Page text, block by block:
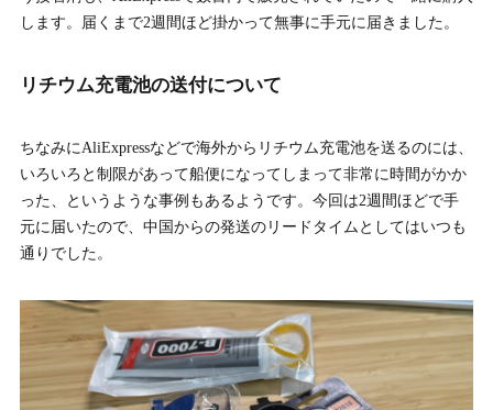
します。届くまで2週間ほど掛かって無事に手元に届きました。
リチウム充電池の送付について
ちなみにAliExpressなどで海外からリチウム充電池を送るのには、
いろいろと制限があって船便になってしまって非常に時間がかか
った、というような事例もあるようです。今回は2週間ほどで手
元に届いたので、中国からの発送のリードタイムとしてはいつも
通りでした。